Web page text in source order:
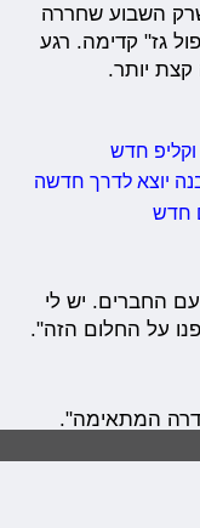
השבוע שחררה
גז" קדימה. רגע
קצת יותר.
חדש
יוצא לדרך חדשה
חדש
עם החברים. יש לי
על החלום הזה".
המתאימה".